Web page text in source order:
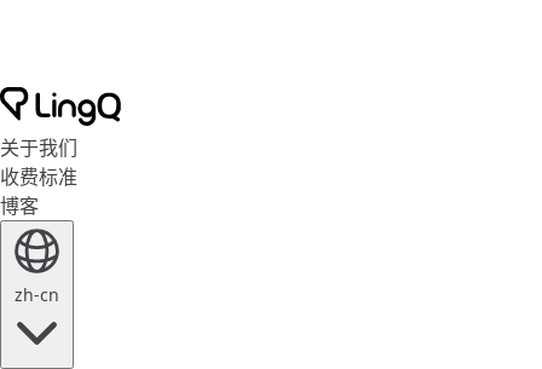
关于我们
收费标准
博客
zh-cn